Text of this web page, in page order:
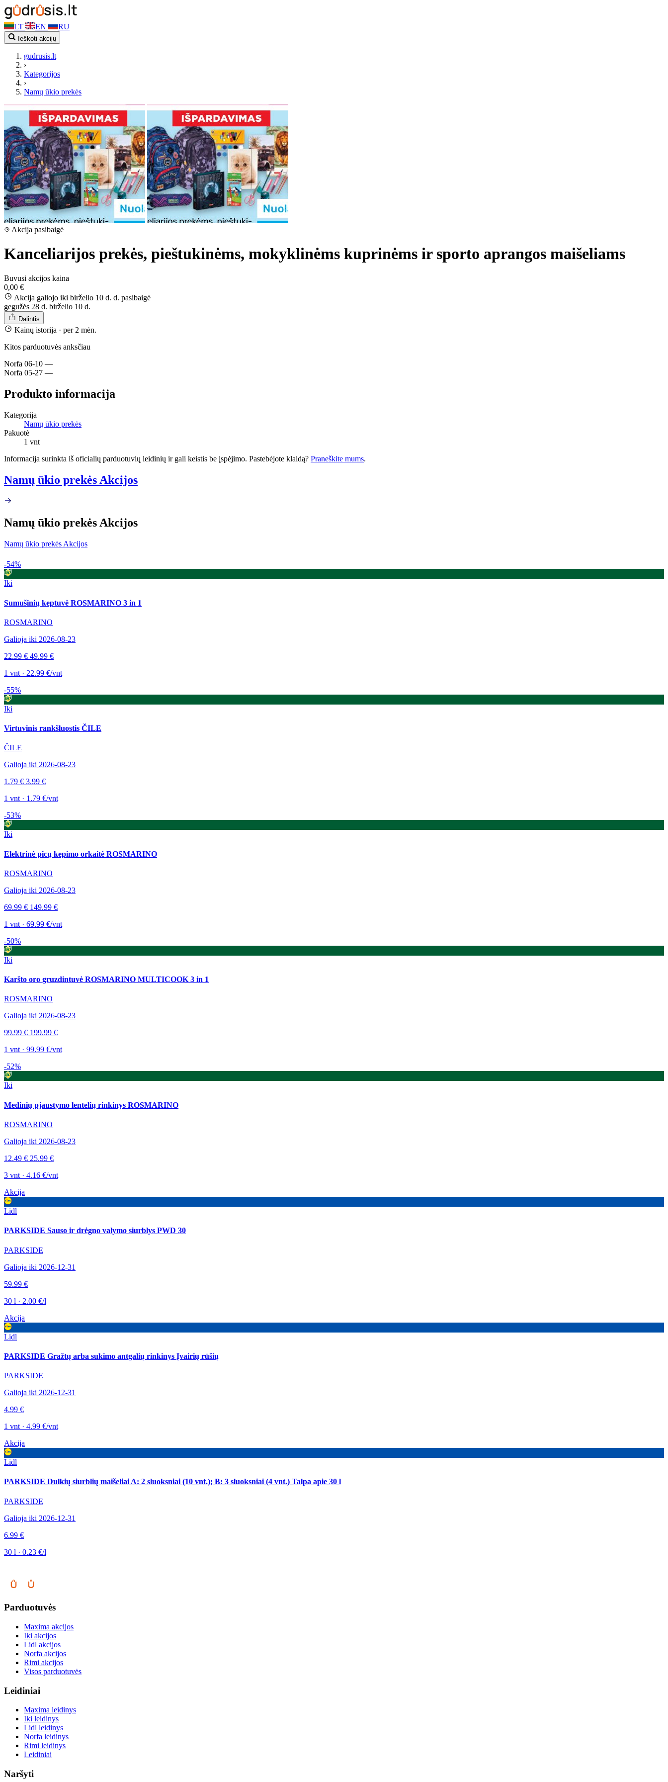
LT EN RU
Ieškoti akcijų
gudrusis.lt
›
Kategorijos
›
Namų ūkio prekės
Akcija pasibaigė
Kanceliarijos prekės, pieštukinėms, mokyklinėms kuprinėms ir sporto aprangos maišeliams
Buvusi akcijos kaina
0,00 €
Akcija galiojo iki birželio 10 d. d. pasibaigė
gegužės 28 d. birželio 10 d.
Dalintis
Kainų istorija · per 2 mėn.
Kitos parduotuvės anksčiau
Norfa 06-10 —
Norfa 05-27 —
Produkto informacija
Kategorija
Namų ūkio prekės
Pakuotė
1 vnt
Informacija surinkta iš oficialių parduotuvių leidinių ir gali keistis be įspėjimo. Pastebėjote klaidą? Praneškite mums.
Namų ūkio prekės Akcijos
Namų ūkio prekės Akcijos
Namų ūkio prekės Akcijos
-54%
Iki
Sumušinių keptuvė ROSMARINO 3 in 1
ROSMARINO
Galioja iki 2026-08-23
22.99 € 49.99 €
1 vnt · 22.99 €/vnt
-55%
Iki
Virtuvinis rankšluostis ČILE
ČILE
Galioja iki 2026-08-23
1.79 € 3.99 €
1 vnt · 1.79 €/vnt
-53%
Iki
Elektrinė picų kepimo orkaitė ROSMARINO
ROSMARINO
Galioja iki 2026-08-23
69.99 € 149.99 €
1 vnt · 69.99 €/vnt
-50%
Iki
Karšto oro gruzdintuvė ROSMARINO MULTICOOK 3 in 1
ROSMARINO
Galioja iki 2026-08-23
99.99 € 199.99 €
1 vnt · 99.99 €/vnt
-52%
Iki
Medinių pjaustymo lentelių rinkinys ROSMARINO
ROSMARINO
Galioja iki 2026-08-23
12.49 € 25.99 €
3 vnt · 4.16 €/vnt
Akcija
Lidl
PARKSIDE Sauso ir drėgno valymo siurblys PWD 30
PARKSIDE
Galioja iki 2026-12-31
59.99 €
30 l · 2.00 €/l
Akcija
Lidl
PARKSIDE Gražtų arba sukimo antgalių rinkinys Įvairių rūšių
PARKSIDE
Galioja iki 2026-12-31
4.99 €
1 vnt · 4.99 €/vnt
Akcija
Lidl
PARKSIDE Dulkių siurblių maišeliai A: 2 sluoksniai (10 vnt.); B: 3 sluoksniai (4 vnt.) Talpa apie 30 l
PARKSIDE
Galioja iki 2026-12-31
6.99 €
30 l · 0.23 €/l
Parduotuvės
Maxima akcijos
Iki akcijos
Lidl akcijos
Norfa akcijos
Rimi akcijos
Visos parduotuvės
Leidiniai
Maxima leidinys
Iki leidinys
Lidl leidinys
Norfa leidinys
Rimi leidinys
Leidiniai
Naršyti